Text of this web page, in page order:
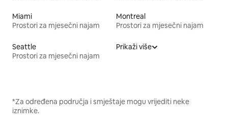
Miami
Prostori za mjesečni najam
Montreal
Prostori za mjesečni najam
Seattle
Prostori za mjesečni najam
Prikaži više
*Za određena područja i smještaje mogu vrijediti neke
iznimke.